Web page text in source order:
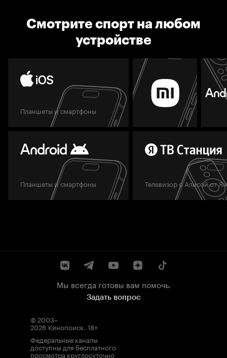
Смотрите спорт на любом
устройстве
Планшеты и смартфоны
Планшеты и смартфоны Телевизор с Алисой от
Мы всегда готовы вам помочь.
Задать вопрос
© 2003–
2026 Кинопоиск. 18+
Федеральные каналы
доступны для бесплатного
просмотра круглосуточно